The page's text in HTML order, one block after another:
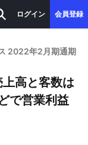
ログイン 会員登録
2022年2月期通期
高と客数は
で営業利益